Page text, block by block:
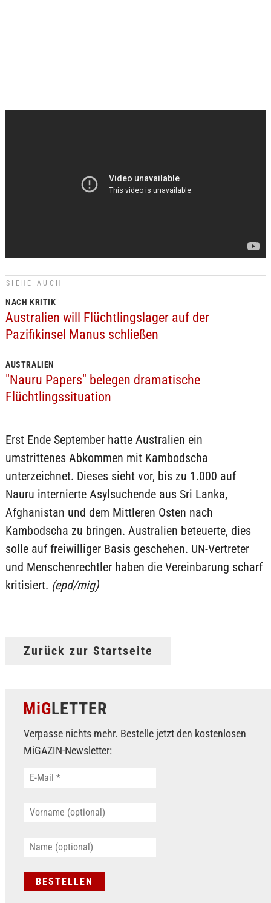
SIEHE AUCH
NACH KRITIK
Australien will Flüchtlingslager auf der
Pazifikinsel Manus schließen
AUSTRALIEN
"Nauru Papers" belegen dramatische
Flüchtlingssituation
Erst Ende September hatte Australien ein
umstrittenes Abkommen mit Kambodscha
unterzeichnet. Dieses sieht vor, bis zu 1.000 auf
Nauru internierte Asylsuchende aus Sri Lanka,
Afghanistan und dem Mittleren Osten nach
Kambodscha zu bringen. Australien beteuerte, dies
solle auf freiwilliger Basis geschehen. UN-Vertreter
und Menschenrechtler haben die Vereinbarung scharf
kritisiert. (epd/mig)
Zurück zur Startseite
MiGLETTER
Verpasse nichts mehr. Bestelle jetzt den kostenlosen
MiGAZIN-Newsletter: